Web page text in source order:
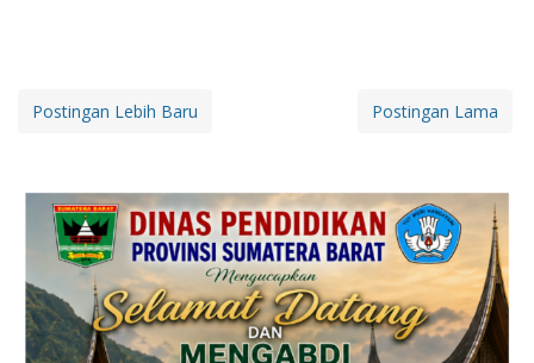
Postingan Lebih Baru Postingan Lama